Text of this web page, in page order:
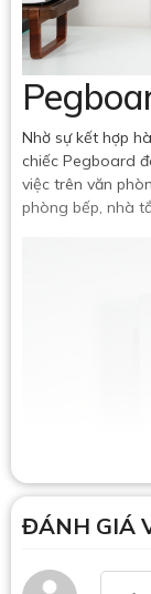
Nhờ sự kết hợp
chiếc Pegboard
việc trên văn
phòng bếp, nhà
ĐÁNH GIÁ